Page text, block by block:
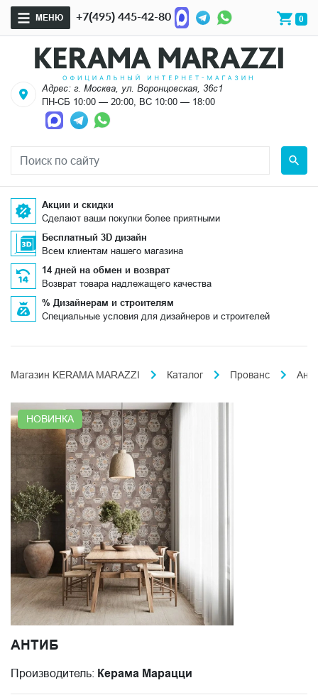
МЕНЮ +7(495) 445-42-80 0
Адрес: г. Москва, ул. Воронцовская, 36с1
ПН-СБ 10:00 — 20:00, ВС 10:00 — 18:00
Акции и скидки
Сделают ваши покупки более приятными
Бесплатный 3D дизайн
Всем клиентам нашего магазина
14 дней на обмен и возврат
Возврат товара надлежащего качества
% Дизайнерам и строителям
Специальные условия для дизайнеров и строителей
Магазин KERAMA MARAZZI Каталог Прованс
НОВИНКА
АНТИБ
Производитель: Керама Марацци